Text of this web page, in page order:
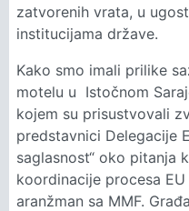
zatvorenih vrata, u
institucijama države.
Kako smo imali prilike
motelu u Istočnom
kojem su prisustvovali
predstavnici Delegacije
saglasnost“ oko pitanja
koordinacije procesa
aranžman sa MMF.